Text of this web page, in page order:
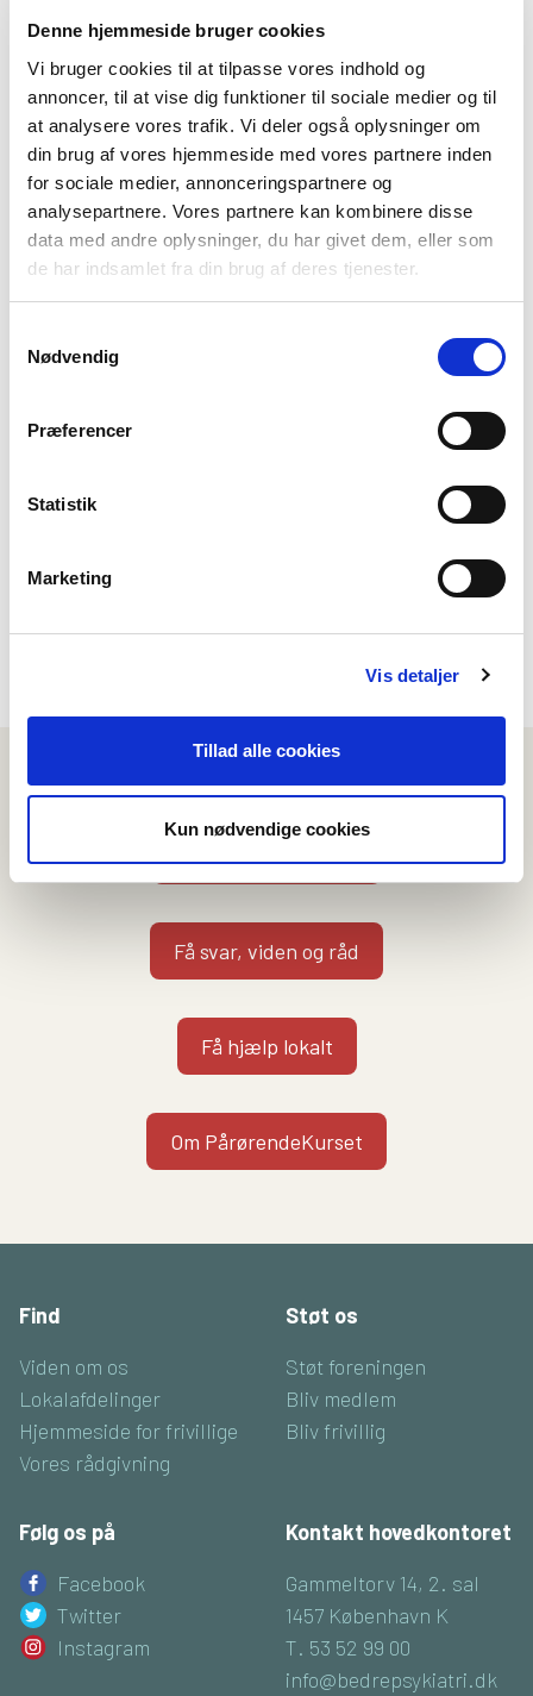
Denne hjemmeside bruger cookies
Vi bruger cookies til at tilpasse vores indhold og
annoncer, til at vise dig funktioner til sociale medier og til
at analysere vores trafik. Vi deler også oplysninger om
din brug af vores hjemmeside med vores partnere inden
for sociale medier, annonceringspartnere og
analysepartnere. Vores partnere kan kombinere disse
data med andre oplysninger, du har givet dem, eller som
de har indsamlet fra din brug af deres tjenester.
Nødvendig
Præferencer
Statistik
Marketing
Vis detaljer
Tillad alle cookies
Kun nødvendige cookies
Vil du have tilsendt vores guide om at få
bedre hjælp i kommunen?Så udfyld
formularen her og få den tilsendt.
Forrige artikel
§ 56-aftale
Næste artikel
Podcast: Hvordan foregår
en udskrivelse?
Kunne du bruge indholdet på
Nej Ja
Kontakt en rådgiver
Få svar, viden og råd
Få hjælp lokalt
Om PårørendeKurset
Find
Viden om os
Lokalafdelinger
Hjemmeside for frivillige
Vores rådgivning
Støt os
Støt foreningen
Bliv medlem
Bliv frivillig
Følg os på
Facebook
Twitter
Instagram
Kontakt hovedkontoret
Gammeltorv 14, 2. sal
1457 København K
T. 53 52 99 00
info@bedrepsykiatri.dk